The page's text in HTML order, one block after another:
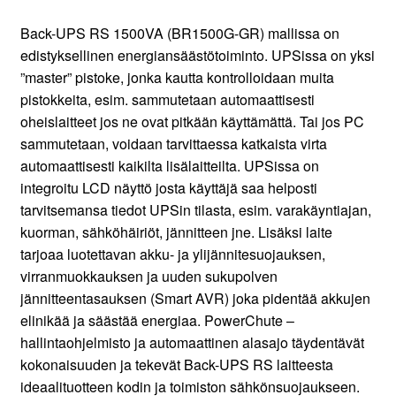
Back-UPS RS 1500VA (BR1500G-GR) mallissa on
edistyksellinen energiansäästötoiminto. UPSissa on yksi
”master” pistoke, jonka kautta kontrolloidaan muita
pistokkeita, esim. sammutetaan automaattisesti
oheislaitteet jos ne ovat pitkään käyttämättä. Tai jos PC
sammutetaan, voidaan tarvittaessa katkaista virta
automaattisesti kaikilta lisälaitteilta. UPSissa on
integroitu LCD näyttö josta käyttäjä saa helposti
tarvitsemansa tiedot UPSin tilasta, esim. varakäyntiajan,
kuorman, sähköhäiriöt, jännitteen jne. Lisäksi laite
tarjoaa luotettavan akku- ja ylijännitesuojauksen,
virranmuokkauksen ja uuden sukupolven
jännitteentasauksen (Smart AVR) joka pidentää akkujen
elinikää ja säästää energiaa. PowerChute –
hallintaohjelmisto ja automaattinen alasajo täydentävät
kokonaisuuden ja tekevät Back-UPS RS laitteesta
ideaalituotteen kodin ja toimiston sähkönsuojaukseen.